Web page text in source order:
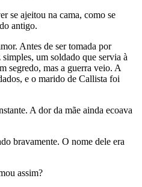
se ajeitou na cama, como se
antigo.
Antes de ser tomada por
um soldado que servia à
segredo, mas a guerra veio. A
e o marido de Callista foi
A dor da mãe ainda ecoava
bravamente. O nome dele era
assim?